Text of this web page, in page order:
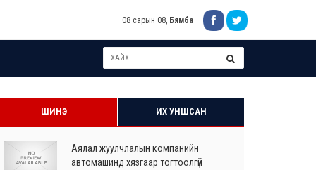
08 сарын 08, Бямба
ШИНЭ ИХ УНШСАН
Аялал жуулчлалын компанийн
автомашинд хязгаар тогтоолгүй